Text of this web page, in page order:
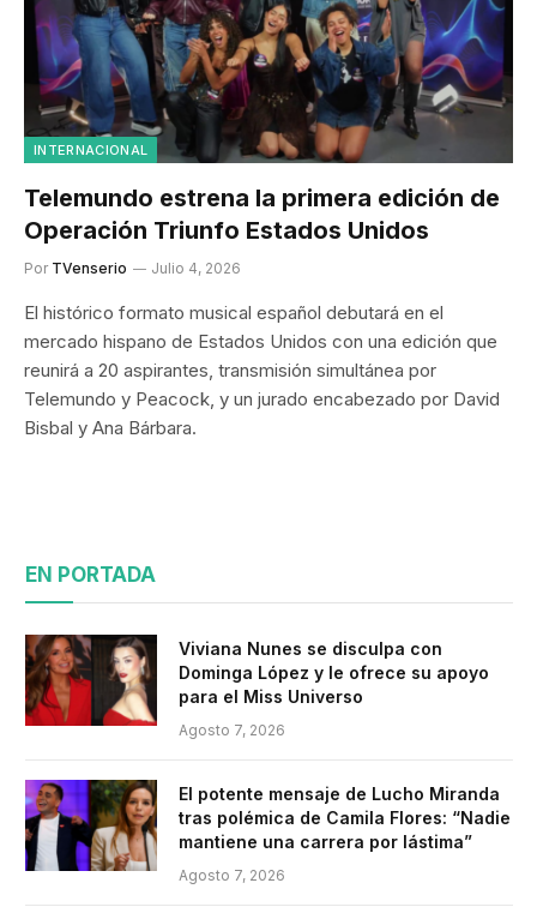
INTERNACIONAL
Telemundo estrena la primera edición de
Operación Triunfo Estados Unidos
Por TVenserio Julio 4, 2026
El histórico formato musical español debutará en el
mercado hispano de Estados Unidos con una edición que
reunirá a 20 aspirantes, transmisión simultánea por
Telemundo y Peacock, y un jurado encabezado por David
Bisbal y Ana Bárbara.
EN PORTADA
Viviana Nunes se disculpa con
Dominga López y le ofrece su apoyo
para el Miss Universo
Agosto 7, 2026
El potente mensaje de Lucho Miranda
tras polémica de Camila Flores: “Nadie
mantiene una carrera por lástima”
Agosto 7, 2026